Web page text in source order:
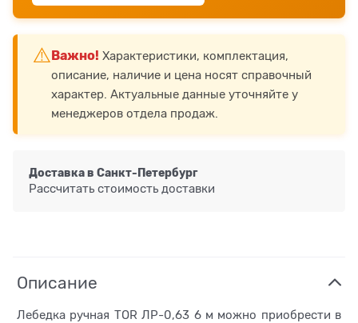
⚠️Важно! Характеристики, комплектация,
описание, наличие и цена носят справочный
характер. Актуальные данные уточняйте у
менеджеров отдела продаж.
Доставка в Санкт-Петербург
Рассчитать стоимость доставки
Описание
Лебедка ручная TOR ЛР-0,63 6 м можно приобрести в